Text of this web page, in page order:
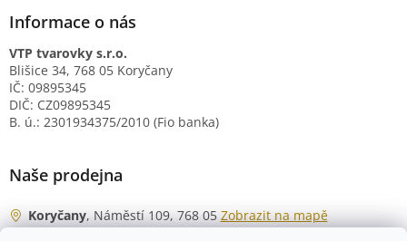
Informace o nás
VTP tvarovky s.r.o.
Blišice 34, 768 05 Koryčany
IČ: 09895345
DIČ: CZ09895345
B. ú.: 2301934375/2010 (Fio banka)
Naše prodejna
Koryčany, Náměstí 109, 768 05 Zobrazit na mapě